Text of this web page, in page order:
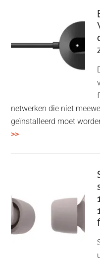
netwerken die niet
geïnstalleerd moet
>>overBelkin
draadloos
presenteren
zonder
Wi-